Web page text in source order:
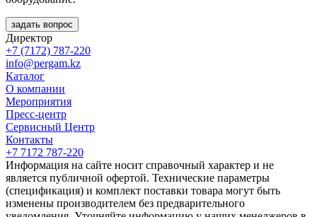
задать вопрос
Директор
+7 (7172) 787-220
info@pergam.kz
Каталог
О компании
Мероприятия
Пресс-центр
Сервисный Центр
Контакты
+7 7172 787-220
Информация на сайте носит справочный характер и не
является публичной офертой. Технические параметры
(спецификация) и комплект поставки товара могут быть
изменены производителем без предварительного